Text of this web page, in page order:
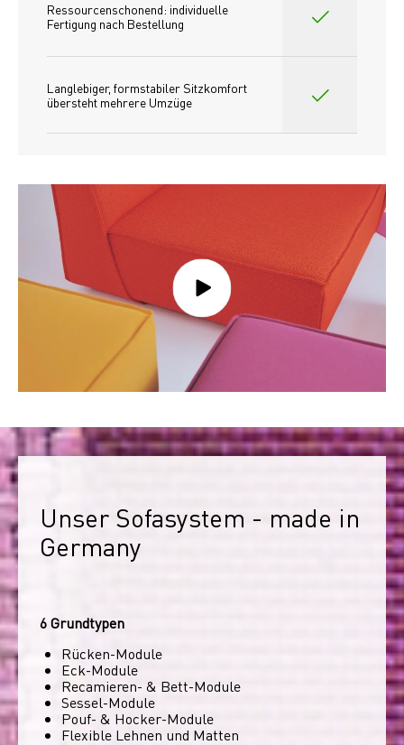
Ressourcenschonend: individuelle
Fertigung nach Bestellung
Langlebiger, formstabiler Sitzkomfort
übersteht mehrere Umzüge
Unser Sofasystem - made in
Germany
6 Grundtypen
Rücken-Module
Eck-Module
Recamieren- & Bett-Module
Sessel-Module
Pouf- & Hocker-Module
Flexible Lehnen und Matten